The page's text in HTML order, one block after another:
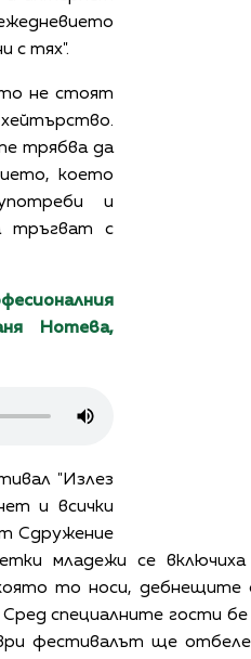
с тях".
не стоят
трябва да
което
и
тръгват с
Нотева,
"Излез
и всички
Сдружение
младежи се
то носи, дебнещите
специалните гости
фестивалът ще